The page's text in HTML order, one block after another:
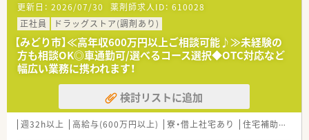
■新卒の受け入れも積極的にしており、社内の風通しもよく働き
やすい社風です。
■働き方に制限のある薬剤師さん向けに準社員制度もあります
ので、気になる方はお気軽にお問合せ下さい！
更新日： 2026/07/30 薬剤師求人ID： 610028
正社員
ドラッグストア(調剤あり)
【みどり市】≪高年収600万円以上ご相談可能♪≫未経験の
方も相談OK◎車通勤可/選べるコース選択◆OTC対応など
幅広い業務に携われます！
検討リストに追加
週32h以上 高給与(600万円以上) 寮・借上社宅あり 住宅補助(手当)あり